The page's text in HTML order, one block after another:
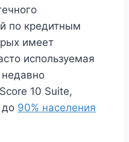
по кредитным
имеет
используемая
10 Suite,
до 90% населения